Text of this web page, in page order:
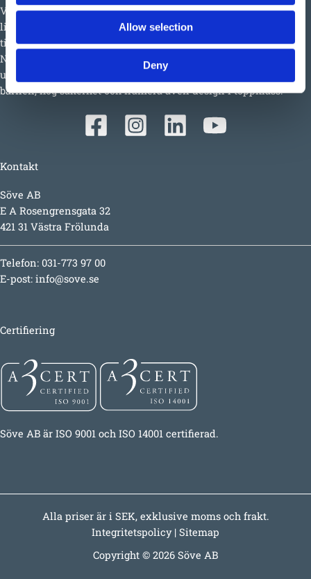
Allow selection
Deny
Vi har så mycket vi skulle vilja berätta om detta både stora och
lilla företag i Ulefoss, Norge. Ett familjeföretag som i snart 50 år
tillverkat och sålt lekplatsutrustning, parkmöbler m.m. i
Norden. Tillväxten beror faktiskt mest på produkterna i sig;
underhållsfritt, lång garanti, inspirerande utmaningar för
barnen, hög säkerhet och numera även design i toppklass.
Kontakt
Söve AB
E A Rosengrensgata 32
421 31 Västra Frölunda
Telefon: 031-773 97 00
E-post: info@sove.se
Certifiering
Söve AB är ISO 9001 och ISO 14001 certifierad.
Alla priser är i SEK, exklusive moms och frakt.
Integritetspolicy| Sitemap
Copyright © 2026 Söve AB